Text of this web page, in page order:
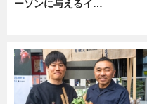
ーソンに与えるイ…